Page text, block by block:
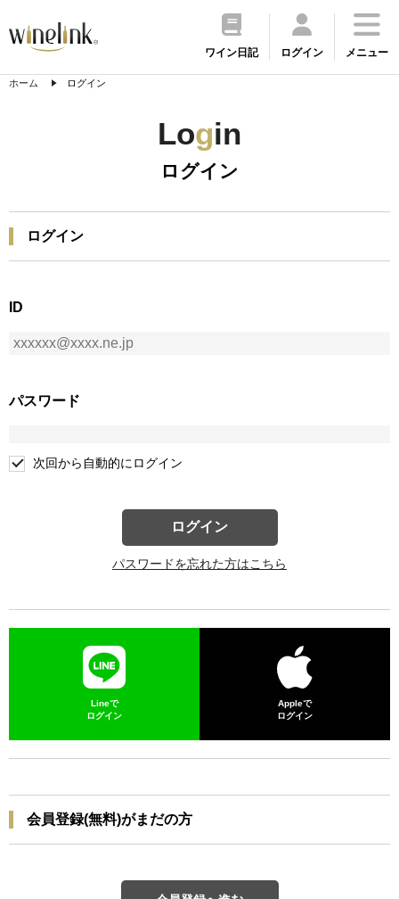
ワイン日記 ログイン メニュー
ホーム ログイン
Login
ログイン
ログイン
ID
パスワード
次回から自動的にログイン
ログイン
パスワードを忘れた方はこちら
Lineで
ログイン
Appleで
ログイン
会員登録(無料)がまだの方